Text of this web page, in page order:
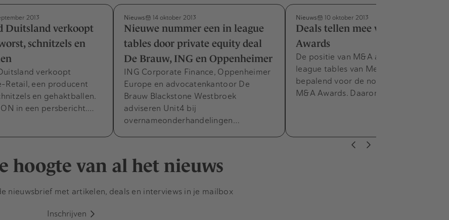
2013
Duitsland verkoopt
schnitzels en
verkoopt
Retail, een producent
en gehaktballen.
in een persbericht.…
Nieuws 14 oktober 2013
Nieuwe nummer een in league
tables door private equity deal
De Brauw, ING en Oppenheimer
ING Corporate Finance, Oppenheimer
Europe en advocatenkantoor De
Brauw Blackstone Westbroek
adviseren Unit4 bij
overnameonderhandelingen…
Nieuws 10 oktober 2013
Deals tellen mee voor M&A
Awards
De positie van M&A adviseurs in de
league tables van MenA.nl is mede
bepalend voor de nominatie voor de
M&A Awards. Daarom zijn tot 1…
hoogte van al het nieuws
nieuwsbrief met artikelen, deals en interviews in je mailbox
Inschrijven